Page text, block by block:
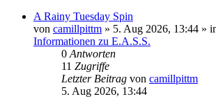
A Rainy Tuesday Spin
von camillpittm » 5. Aug 2026, 13:44 »
Informationen zu E.A.S.S.
0Antworten
11 Zugriffe
Letzter Beitrag von camillpittm
5. Aug 2026, 13:44